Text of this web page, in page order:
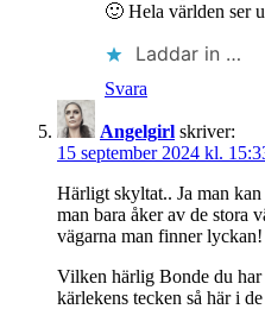
🙂 Hela världen ser
Laddar in …
Svara
Angelgirl skriver:
15 september 2024 kl.
Härligt skyltat.. Ja man
man bara åker av de stora
vägarna man finner
Vilken härlig Bonde du
kärlekens tecken så här i